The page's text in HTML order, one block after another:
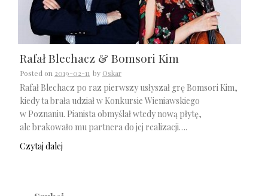
Rafał Blechacz & Bomsori Kim
Posted on 2019-02-11 by Oskar
Rafał Blechacz po raz pierwszy usłyszał grę Bomsori Kim,
kiedy ta brała udział w Konkursie Wieniawskiego
w Poznaniu. Pianista obmyślał wtedy nową płytę,
ale brakowało mu partnera do jej realizacji….
Czytaj dalej